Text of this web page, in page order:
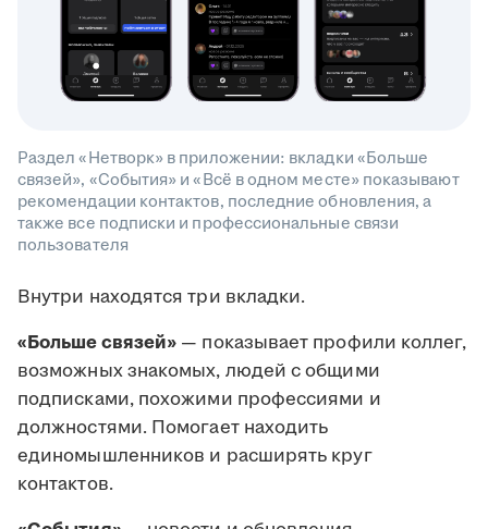
Раздел «Нетворк» в приложении: вкладки «Больше
связей», «События» и «Всё в одном месте» показывают
рекомендации контактов, последние обновления, а
также все подписки и профессиональные связи
пользователя
Внутри находятся три вкладки.
«Больше связей» — показывает профили коллег,
возможных знакомых, людей с общими
подписками, похожими профессиями и
должностями. Помогает находить
единомышленников и расширять круг
контактов.